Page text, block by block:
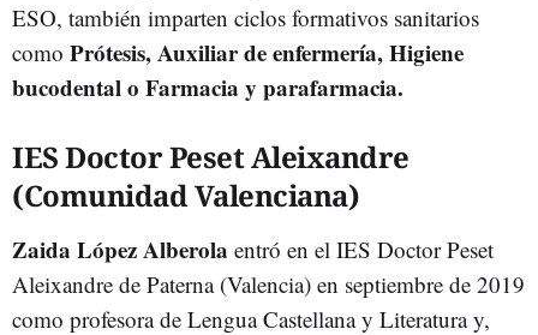
ESO, también imparten ciclos formativos sanitarios
como Prótesis, Auxiliar de enfermería, Higiene
bucodental o Farmacia y parafarmacia.
IES Doctor Peset Aleixandre
(Comunidad Valenciana)
Zaida López Alberola entró en el IES Doctor Peset
Aleixandre de Paterna (Valencia) en septiembre de 2019
como profesora de Lengua Castellana y Literatura y,